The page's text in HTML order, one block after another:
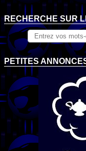
RECHERCHE SUR
PETITES